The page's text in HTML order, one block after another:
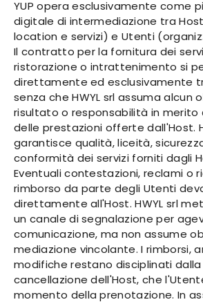
YUP opera esclusivamente come
digitale di intermediazione tra
location e servizi) e Utenti
Il contratto per la fornitura dei
ristorazione o intrattenimento si
direttamente ed esclusivamente
senza che HWYL srl assuma alcun
risultato o responsabilità in merito
delle prestazioni offerte dall'Host.
garantisce qualità, liceità,
conformità dei servizi forniti dagli
Eventuali contestazioni, reclami o
rimborso da parte degli Utenti
direttamente all'Host. HWYL srl
un canale di segnalazione per
comunicazione, ma non assume
mediazione vincolante. I rimborsi,
modifiche restano disciplinati dalla
cancellazione dell'Host, che
momento della prenotazione. In